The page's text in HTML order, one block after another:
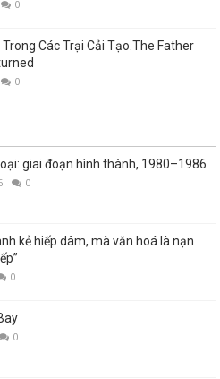
0
Các Trại Cải Tạo.The Father
0
giai đoạn hình thành, 1980–1986
0
kẻ hiếp dâm, mà văn hoá là nạn
0
0